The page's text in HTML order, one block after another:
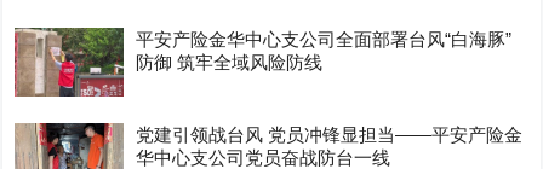
平安产险金华中心支公司全面部署台风“白海豚”
防御 筑牢全域风险防线
党建引领战台风 党员冲锋显担当——平安产险金
华中心支公司党员奋战防台一线